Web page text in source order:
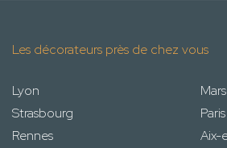
Les décorateurs près de chez vous
Lyon
Strasbourg
Paris
Rennes
Aix-